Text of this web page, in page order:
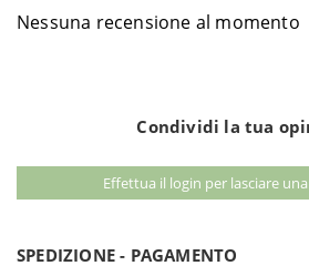
Nessuna recensione al momento
Condividi la tua
Effettua il login per lasciare
SPEDIZIONE - PAGAMENTO